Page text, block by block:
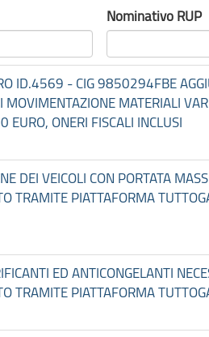
Nominativo RUP
- CIG 9850294FBE
MOVIMENTAZIONE MATERIALI
ONERI FISCALI INCLUSI
VEICOLI CON PORTATA
TRAMITE PIATTAFORMA
ED ANTICONGELANTI
TRAMITE PIATTAFORMA